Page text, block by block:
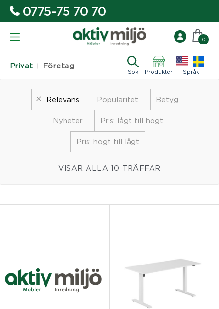
0775-75 70 70
Privat Företag
Sök Produkter Språk
0
Relevans Popularitet Betyg
Nyheter Pris: lågt till högt
Pris: högt till lågt
VISAR ALLA 10 TRÄFFAR